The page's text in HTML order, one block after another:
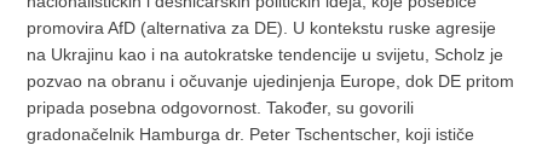
promovira AfD (alternativa za DE). U kontekstu ruske agresije
na Ukrajinu kao i na autokratske tendencije u svijetu, Scholz je
pozvao na obranu i očuvanje ujedinjenja Europe, dok DE pritom
pripada posebna odgovornost. Također, su govorili
gradonačelnik Hamburga dr. Peter Tschentscher, koji ističe